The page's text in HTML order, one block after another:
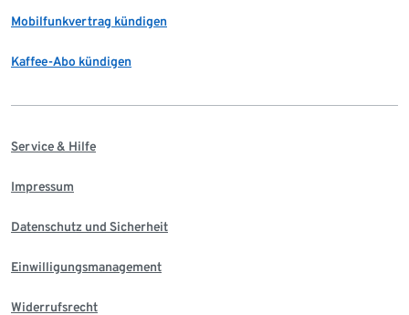
Mobilfunkvertrag kündigen
Kaffee-Abo kündigen
Service & Hilfe
Impressum
Datenschutz und Sicherheit
Einwilligungsmanagement
Widerrufsrecht